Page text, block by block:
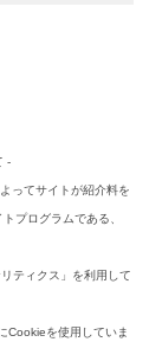
-
ってサイトが紹介料を
プログラムである、
ティクス」を利用して
Cookieを使用していま